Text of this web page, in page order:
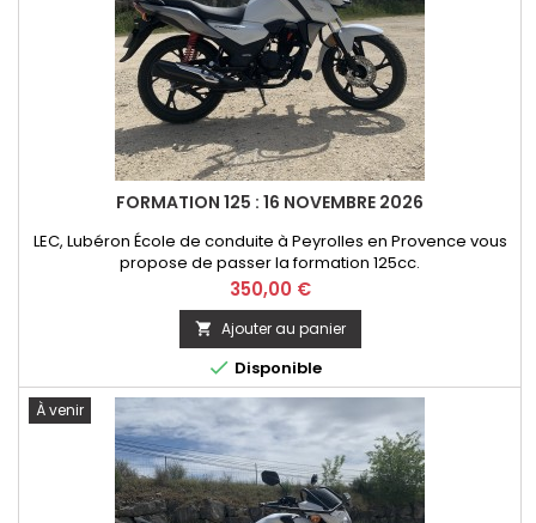
FORMATION 125 : 16 NOVEMBRE 2026
LEC, Lubéron École de conduite à Peyrolles en Provence vous
propose de passer la formation 125cc.
Prix
350,00 €
 Ajouter au panier
 Disponible
À venir